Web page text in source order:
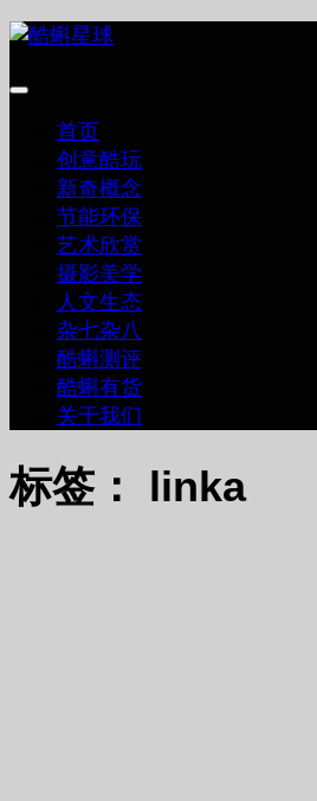
跳
内
首页
创意酷玩
新奇概念
节能环保
艺术欣赏
摄影美学
人文生态
杂七杂八
酷蝌测评
酷蝌有货
关于我们
标签： linka